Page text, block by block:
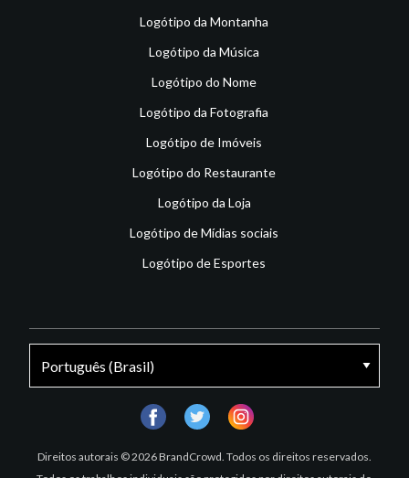
Logótipo da Montanha
Logótipo da Música
Logótipo do Nome
Logótipo da Fotografia
Logótipo de Imóveis
Logótipo do Restaurante
Logótipo da Loja
Logótipo de Mídias sociais
Logótipo de Esportes
Direitos autorais © 2026 BrandCrowd. Todos os direitos reservados.
facebooktwitter instagram